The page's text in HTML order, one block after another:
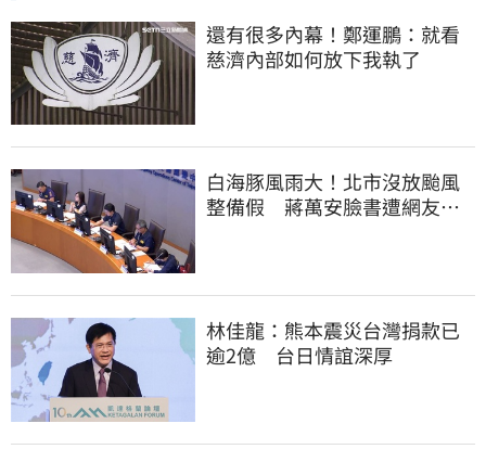
還有很多內幕！鄭運鵬：就看
慈濟內部如何放下我執了
白海豚風雨大！北市沒放颱風
整備假 蔣萬安臉書遭網友灌
林佳龍：熊本震災台灣捐款已
逾2億 台日情誼深厚